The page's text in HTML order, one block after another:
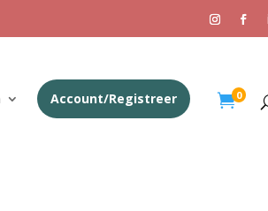
Account/Registreer 0